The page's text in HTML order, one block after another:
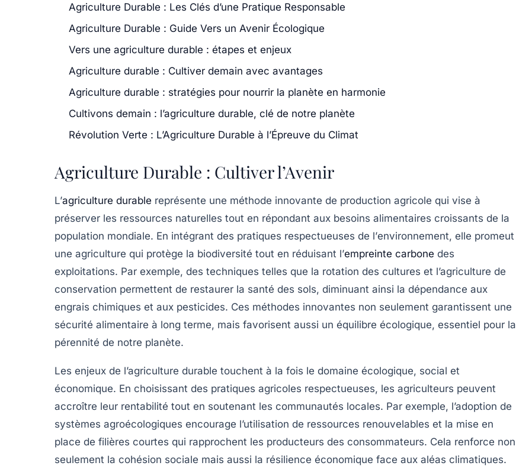
Agriculture Durable : Les Clés d’une Pratique Responsable
Agriculture Durable : Guide Vers un Avenir Écologique
Vers une agriculture durable : étapes et enjeux
Agriculture durable : Cultiver demain avec avantages
Agriculture durable : stratégies pour nourrir la planète en harmonie
Cultivons demain : l’agriculture durable, clé de notre planète
Révolution Verte : L’Agriculture Durable à l’Épreuve du Climat
Agriculture Durable : Cultiver l’Avenir
L’agriculture durable représente une méthode innovante de production agricole qui vise à
préserver les ressources naturelles tout en répondant aux besoins alimentaires croissants de la
population mondiale. En intégrant des pratiques respectueuses de l’environnement, elle promeut
une agriculture qui protège la biodiversité tout en réduisant l’empreinte carbone des
exploitations. Par exemple, des techniques telles que la rotation des cultures et l’agriculture de
conservation permettent de restaurer la santé des sols, diminuant ainsi la dépendance aux
engrais chimiques et aux pesticides. Ces méthodes innovantes non seulement garantissent une
sécurité alimentaire à long terme, mais favorisent aussi un équilibre écologique, essentiel pour la
pérennité de notre planète.
Les enjeux de l’agriculture durable touchent à la fois le domaine écologique, social et
économique. En choisissant des pratiques agricoles respectueuses, les agriculteurs peuvent
accroître leur rentabilité tout en soutenant les communautés locales. Par exemple, l’adoption de
systèmes agroécologiques encourage l’utilisation de ressources renouvelables et la mise en
place de filières courtes qui rapprochent les producteurs des consommateurs. Cela renforce non
seulement la cohésion sociale mais aussi la résilience économique face aux aléas climatiques.